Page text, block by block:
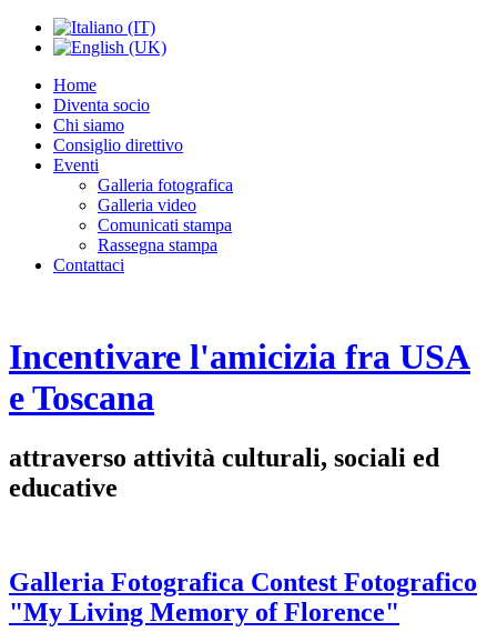
Home
Diventa socio
Chi siamo
Consiglio direttivo
Eventi
Galleria fotografica
Galleria video
Comunicati stampa
Rassegna stampa
Contattaci
Incentivare l'amicizia fra USA
e Toscana
attraverso attività culturali, sociali ed
educative
Galleria Fotografica Contest Fotografico
"My Living Memory of Florence"